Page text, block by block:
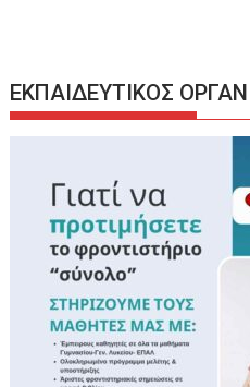
ΕΚΠΑΙΔΕΥΤΙΚΟΣ